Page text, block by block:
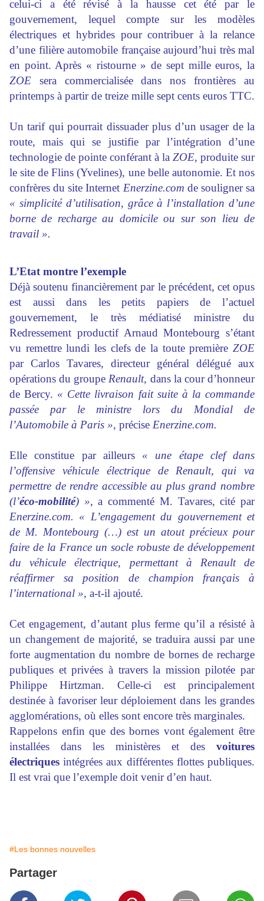
celui-ci a été révisé à la hausse cet été par le
gouvernement, lequel compte sur les modèles
électriques et hybrides pour contribuer à la relance
d’une filière automobile française aujourd’hui très mal
en point. Après « ristourne » de sept mille euros, la
ZOE sera commercialisée dans nos frontières au
printemps à partir de treize mille sept cents euros TTC.
Un tarif qui pourrait dissuader plus d’un usager de la
route, mais qui se justifie par l’intégration d’une
technologie de pointe conférant à la ZOE, produite sur
le site de Flins (Yvelines), une belle autonomie. Et nos
confrères du site Internet Enerzine.com de souligner sa
« simplicité d’utilisation, grâce à l’installation d’une
borne de recharge au domicile ou sur son lieu de
travail ».
L’Etat montre l’exemple
Déjà soutenu financièrement par le précédent, cet opus
est aussi dans les petits papiers de l’actuel
gouvernement, le très médiatisé ministre du
Redressement productif Arnaud Montebourg s’étant
vu remettre lundi les clefs de la toute première ZOE
par Carlos Tavares, directeur général délégué aux
opérations du groupe Renault, dans la cour d’honneur
de Bercy. « Cette livraison fait suite à la commande
passée par le ministre lors du Mondial de
l’Automobile à Paris », précise Enerzine.com.
Elle constitue par ailleurs « une étape clef dans
l’offensive véhicule électrique de Renault, qui va
permettre de rendre accessible au plus grand nombre
(l’éco-mobilité) », a commenté M. Tavares, cité par
Enerzine.com. « L’engagement du gouvernement et
de M. Montebourg (…) est un atout précieux pour
faire de la France un socle robuste de développement
du véhicule électrique, permettant à Renault de
réaffirmer sa position de champion français à
l’international », a-t-il ajouté.
Cet engagement, d’autant plus ferme qu’il a résisté à
un changement de majorité, se traduira aussi par une
forte augmentation du nombre de bornes de recharge
publiques et privées à travers la mission pilotée par
Philippe Hirtzman. Celle-ci est principalement
destinée à favoriser leur déploiement dans les grandes
agglomérations, où elles sont encore très marginales.
Rappelons enfin que des bornes vont également être
installées dans les ministères et des voitures
électriques intégrées aux différentes flottes publiques.
Il est vrai que l’exemple doit venir d’en haut.
#Les bonnes nouvelles
Partager